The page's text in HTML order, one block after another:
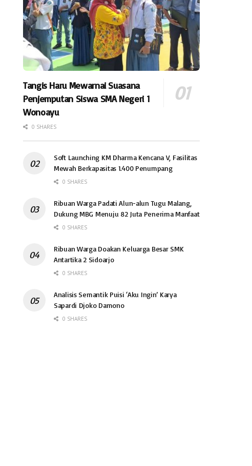
Tangis Haru Mewarnai Suasana
Penjemputan Siswa SMA Negeri 1
Wonoayu
0 SHARES
Soft Launching KM Dharma Kencana V, Fasilitas
Mewah Berkapasitas 1.400 Penumpang
0 SHARES
Ribuan Warga Padati Alun-alun Tugu Malang,
Dukung MBG Menuju 82 Juta Penerima Manfaat
0 SHARES
Ribuan Warga Doakan Keluarga Besar SMK
Antartika 2 Sidoarjo
0 SHARES
Analisis Semantik Puisi ‘Aku Ingin’ Karya
Sapardi Djoko Damono
0 SHARES